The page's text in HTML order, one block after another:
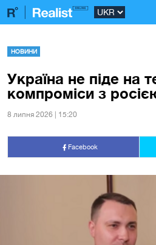
НОВИНИ
Україна не піде на
компроміси з
8 липня 2026 | 15:20
Facebook